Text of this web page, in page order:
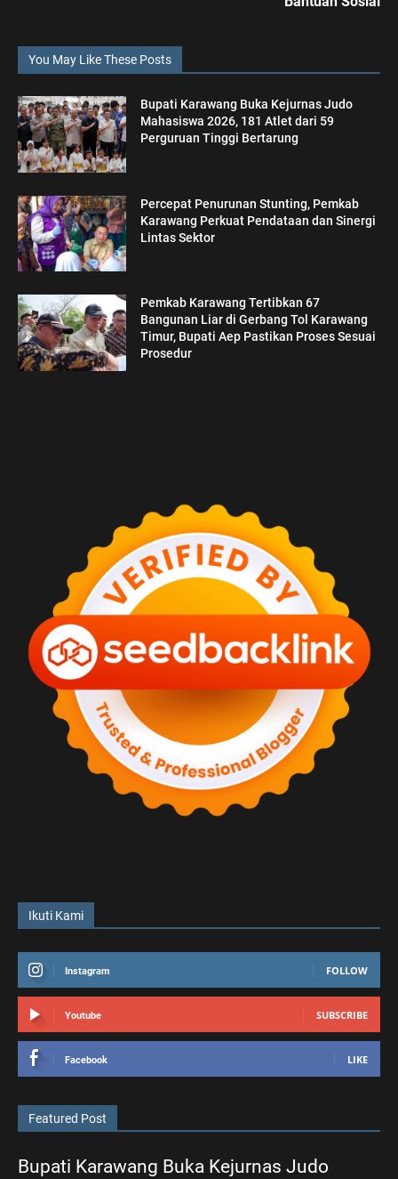
You May Like These Posts
Bupati Karawang Buka Kejurnas Judo
Mahasiswa 2026, 181 Atlet dari 59
Perguruan Tinggi Bertarung
Percepat Penurunan Stunting, Pemkab
Karawang Perkuat Pendataan dan Sinergi
Lintas Sektor
Pemkab Karawang Tertibkan 67
Bangunan Liar di Gerbang Tol Karawang
Timur, Bupati Aep Pastikan Proses Sesuai
Prosedur
Ikuti Kami
Instagram FOLLOW
Youtube SUBSCRIBE
Facebook LIKE
Featured Post
Bupati Karawang Buka Kejurnas Judo